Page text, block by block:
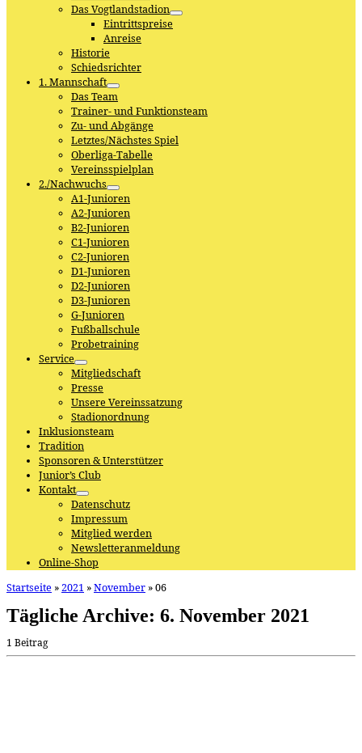
Das Vogtlandstadion
Eintrittspreise
Anreise
Historie
Schiedsrichter
1. Mannschaft
Das Team
Trainer- und Funktionsteam
Zu- und Abgänge
Letztes/Nächstes Spiel
Oberliga-Tabelle
Vereinsspielplan
2./Nachwuchs
A1-Junioren
A2-Junioren
B2-Junioren
C1-Junioren
C2-Junioren
D1-Junioren
D2-Junioren
D3-Junioren
G-Junioren
Fußballschule
Probetraining
Service
Mitgliedschaft
Presse
Unsere Vereinssatzung
Stadionordnung
Inklusionsteam
Tradition
Sponsoren & Unterstützer
Junior’s Club
Kontakt
Datenschutz
Impressum
Mitglied werden
Newsletteranmeldung
Online-Shop
Startseite »2021 »November »06
Tägliche Archive: 6. November 2021
1 Beitrag